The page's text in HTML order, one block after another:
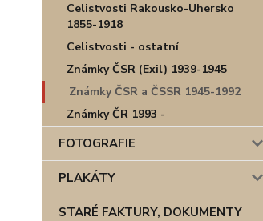
Celistvosti Rakousko-Uhersko
1855-1918
Celistvosti - ostatní
Známky ČSR (Exil) 1939-1945
Známky ČSR a ČSSR 1945-1992
Známky ČR 1993 -
FOTOGRAFIE
PLAKÁTY
STARÉ FAKTURY, DOKUMENTY